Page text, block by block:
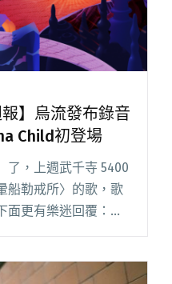
】烏流發布錄音
Child初登場
了，上週武千寺 5400
船勒戒所〉的歌，歌
面更有樂迷回覆：
全文 "【StreetVoice